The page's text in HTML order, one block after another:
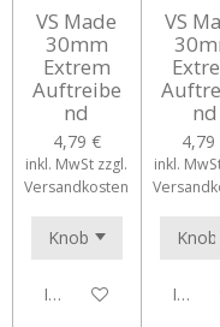
VS Made
30mm
Extrem
Auftreibe
nd
4,79 €
inkl. MwSt zzgl.
Versandkosten
In den Warenkorb
VS
nd
4,79
inkl.
In